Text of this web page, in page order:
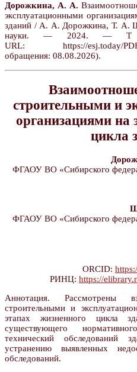
Дорожкина, А. А.
эксплуатационными
зданий / А. А. Дорожкина, Т. А.
науки. — 2024.
URL: https://esj.today/
обращения: 08.08.2026).
строительными и
организациями на
цикла
ФГАОУ ВО «Сибирского
ФГАОУ ВО «Сибирского
ORCID:
РИНЦ: https://
Аннотация. Рассмотрены
строительными и
этапах жизненного цикла
существующего
технический обследований
устранению выявленных
обследований.